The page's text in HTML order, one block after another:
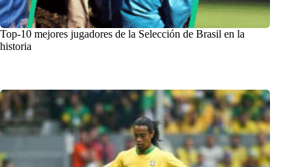
Top-10 mejores jugadores de la Selección de Brasil en la
historia